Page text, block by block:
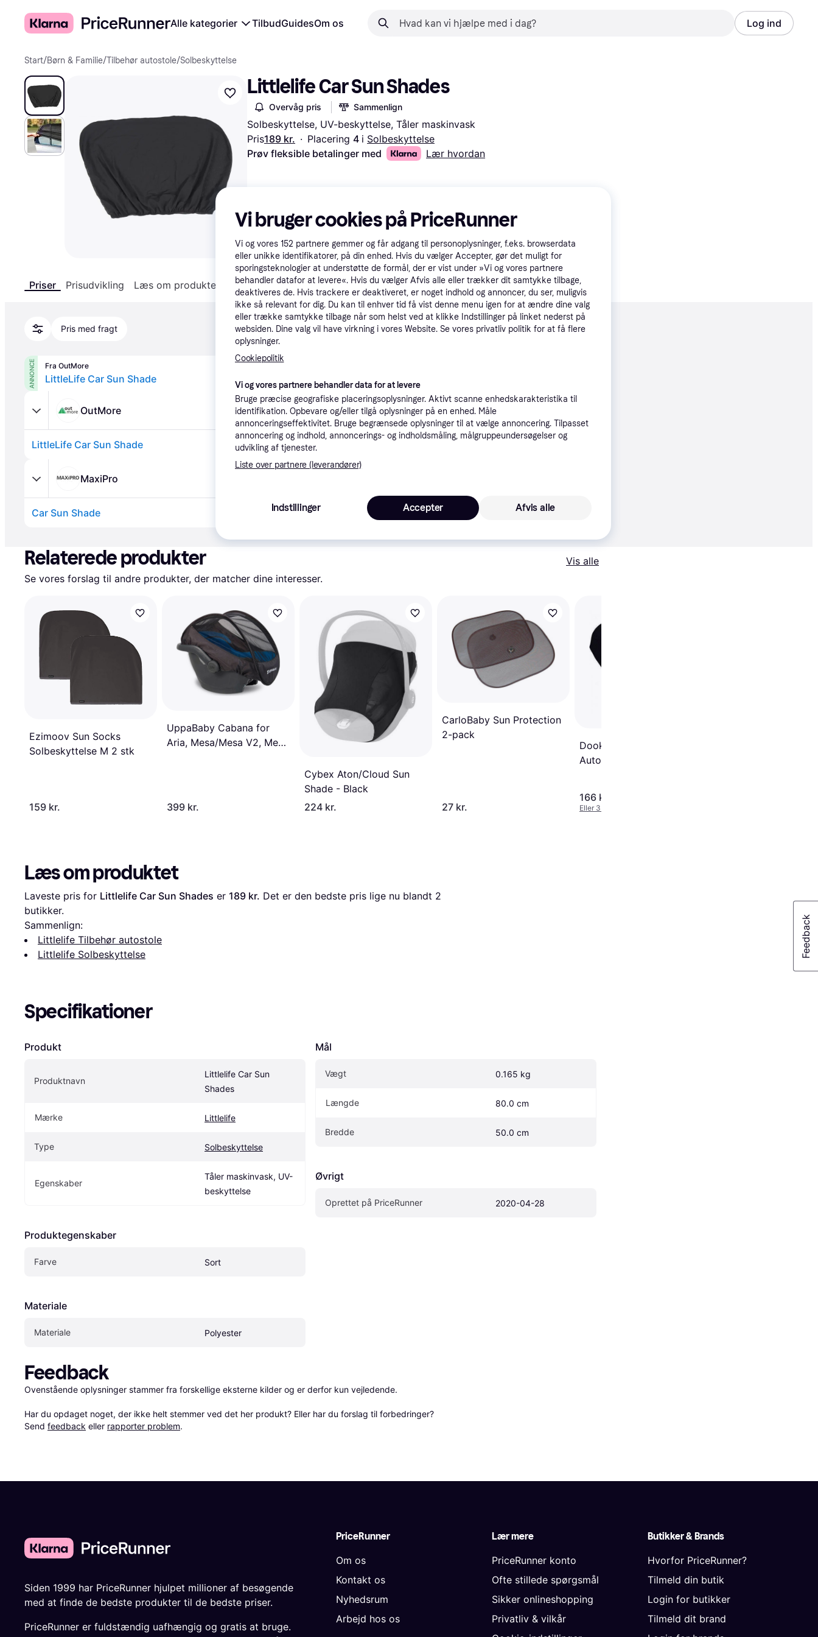
Alle kategorier TilbudGuidesOm os Log ind
Start/Børn & Familie/Tilbehør autostole/Solbeskyttelse
Littlelife Car Sun Shades
Overvåg pris Sammenlign
Solbeskyttelse, UV-beskyttelse, Tåler maskinvask
Pris189 kr. · Placering 4 i Solbeskyttelse
Prøv fleksible betalinger med
Lær hvordan
Priser Prisudvikling Læs om produktet Specifikationer
Pris med fragt Promoveret
ANNONCE Fra OutMore
LittleLife Car Sun Shade
OutMore
LittleLife Car Sun Shade 189 kr.
MaxiPro
Car Sun Shade Laveste pris 39 kr. fragt 2-4 dage189 kr.
Relaterede produkter
Vis alle
Se vores forslag til andre produkter, der matcher dine interesser.
Ezimoov Sun Socks
Solbeskyttelse M 2 stk
159 kr.
UppaBaby Cabana for
Aria, Mesa/Mesa V2, Mesa
399 kr.
Cybex Aton/Cloud Sun
Shade - Black
224 kr.
CarloBaby Sun Protection
2-pack
27 kr.
Dooky Hoody Solskærm
Autostol
166 kr.
Eller 3 betalinger af 55 kr.
Læs om produktet
Laveste pris for Littlelife Car Sun Shades er 189 kr. Det er den bedste pris lige nu blandt 2
butikker.
Sammenlign:
Littlelife Tilbehør autostole
Littlelife Solbeskyttelse
Specifikationer
Produkt
Produktnavn
Littlelife Car Sun
Shades
Mærke Littlelife
Type Solbeskyttelse
Egenskaber
Tåler maskinvask, UV-
beskyttelse
Produktegenskaber
Farve Sort
Materiale
Materiale Polyester
Mål
Vægt 0.165 kg
Længde 80.0 cm
Bredde 50.0 cm
Øvrigt
Oprettet på PriceRunner 2020-04-28
Feedback
Ovenstående oplysninger stammer fra forskellige eksterne kilder og er derfor kun vejledende.
Har du opdaget noget, der ikke helt stemmer ved det her produkt? Eller har du forslag til forbedringer?
Send feedback eller rapporter problem.
PriceRunner
Om os
Kontakt os
Nyhedsrum
Arbejd hos os
Lær mere
PriceRunner konto
Ofte stillede spørgsmål
Sikker onlineshopping
Privatliv & vilkår
Butikker & Brands
Hvorfor PriceRunner?
Tilmeld din butik
Login for butikker
Tilmeld dit brand
Siden 1999 har PriceRunner hjulpet millioner af besøgende
med at finde de bedste produkter til de bedste priser.
PriceRunner er fuldstændig uafhængig og gratis at bruge.
Vi bruger cookies på PriceRunner
Vi og vores 152 partnere gemmer og får adgang til personoplysninger, f.eks. browserdata
eller unikke identifikatorer, på din enhed. Hvis du vælger Accepter, gør det muligt for
sporingsteknologier at understøtte de formål, der er vist under »Vi og vores partnere
behandler datafor at levere«. Hvis du vælger Afvis alle eller trækker dit samtykke tilbage,
deaktiveres de. Hvis trackere er deaktiveret, er noget indhold og annoncer, du ser, muligvis
ikke så relevant for dig. Du kan til enhver tid få vist denne menu igen for at ændre dine valg
eller trække samtykke tilbage når som helst ved at klikke Indstillinger på linket nederst på
websiden. Dine valg vil have virkning i vores Website. Se vores privatliv politik for at få flere
oplysninger.
Cookiepolitik
Vi og vores partnere behandler data for at levere
Bruge præcise geografiske placeringsoplysninger. Aktivt scanne enhedskarakteristika til
identifikation. Opbevare og/eller tilgå oplysninger på en enhed. Måle
annonceringseffektivitet. Bruge begrænsede oplysninger til at vælge annoncering. Tilpasset
annoncering og indhold, annoncerings- og indholdsmåling, målgruppeundersøgelser og
udvikling af tjenester.
Liste over partnere (leverandører)
Indstillinger Afvis alle
Accepter